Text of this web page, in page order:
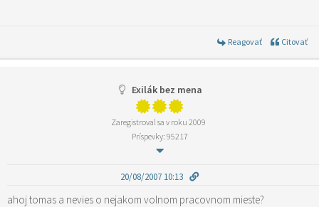
Reagovať Citovať
Exilák bez mena
Zaregistroval sa v roku 2009
Príspevky: 95217
20/08/2007 10:13
ahoj tomas a nevies o nejakom volnom pracovnom mieste?